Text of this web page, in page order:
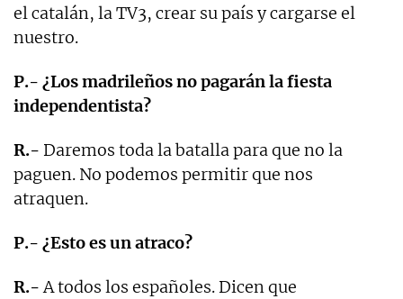
el catalán, la TV3, crear su país y cargarse el
nuestro.
P.- ¿Los madrileños no pagarán la fiesta
independentista?
R.- Daremos toda la batalla para que no la
paguen. No podemos permitir que nos
atraquen.
P.- ¿Esto es un atraco?
R.-A todos los españoles. Dicen que